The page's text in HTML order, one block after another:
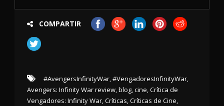
COMPARTIR
#AvengersInfinityWar,#VengadoresInfinityWar,
Avengers: Infinity War review,blog,cine,Crítica de
Vengadores: Infinity War,Críticas,Críticas de Cine,